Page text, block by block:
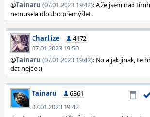
@Tainaru (07.01.2023 19:42): A že jsem nad
nemusela dlouho přemýšlet.
Charllize
4172
07.01.2023 19:50
@Tainaru (07.01.2023 19:42): No a jak jinak, te
dat nejde :)
Tainaru
6361
07.01.2023 19:42